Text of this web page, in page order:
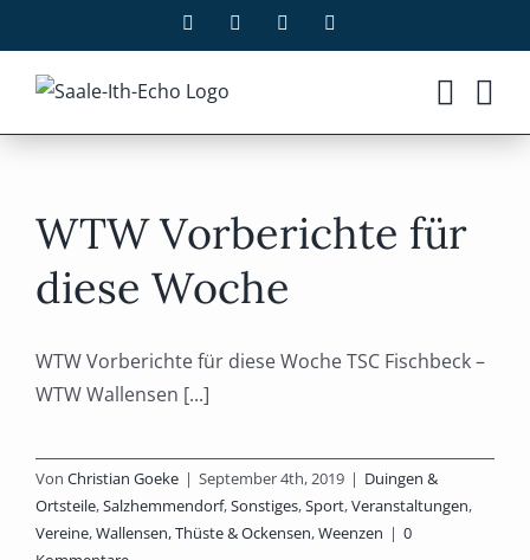
Inhalt
springen
Facebook Instagram
WTW Vorberichte für
diese Woche
WTW Vorberichte für diese Woche TSC Fischbeck –
WTW Wallensen [...]
Von Christian Goeke | September 4th, 2019 | Duingen &
Ortsteile,Salzhemmendorf,Sonstiges,Sport,Veranstaltungen,
Vereine,Wallensen, Thüste & Ockensen,Weenzen | 0